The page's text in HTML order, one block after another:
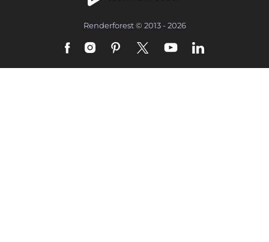
Renderforest © 2013 - 2026